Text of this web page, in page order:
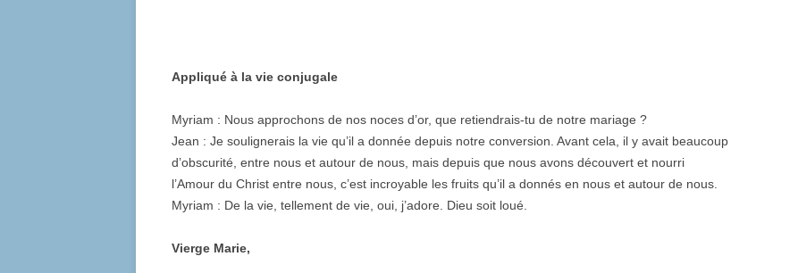
Appliqué à la vie conjugale
Myriam : Nous approchons de nos noces d’or, que retiendrais-tu de notre mariage ?
Jean : Je soulignerais la vie qu’il a donnée depuis notre conversion. Avant cela, il y avait beaucoup
d’obscurité, entre nous et autour de nous, mais depuis que nous avons découvert et nourri
l’Amour du Christ entre nous, c’est incroyable les fruits qu’il a donnés en nous et autour de nous.
Myriam : De la vie, tellement de vie, oui, j’adore. Dieu soit loué.
Vierge Marie,